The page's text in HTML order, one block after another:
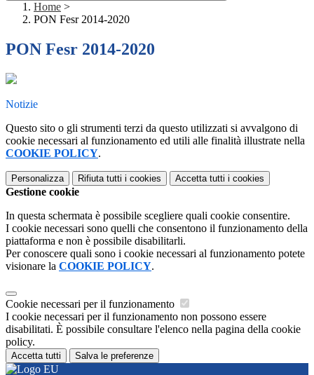
Home >
PON Fesr 2014-2020
PON Fesr 2014-2020
Notizie
Questo sito o gli strumenti terzi da questo utilizzati si avvalgono di
cookie necessari al funzionamento ed utili alle finalità illustrate nella
COOKIE POLICY.
Personalizza Rifiuta tutti i cookies Accetta tutti i cookies
Gestione cookie
In questa schermata è possibile scegliere quali cookie consentire.
I cookie necessari sono quelli che consentono il funzionamento della
piattaforma e non è possibile disabilitarli.
Per conoscere quali sono i cookie necessari al funzionamento potete
visionare la COOKIE POLICY.
Cookie necessari per il funzionamento
I cookie necessari per il funzionamento non possono essere
disabilitati. È possibile consultare l'elenco nella pagina della cookie
policy.
Accetta tutti Salva le preferenze